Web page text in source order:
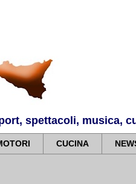
spettacoli, musica,
CUCINA